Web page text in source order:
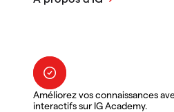
Améliorez vos connaissances
interactifs sur IG Academy.